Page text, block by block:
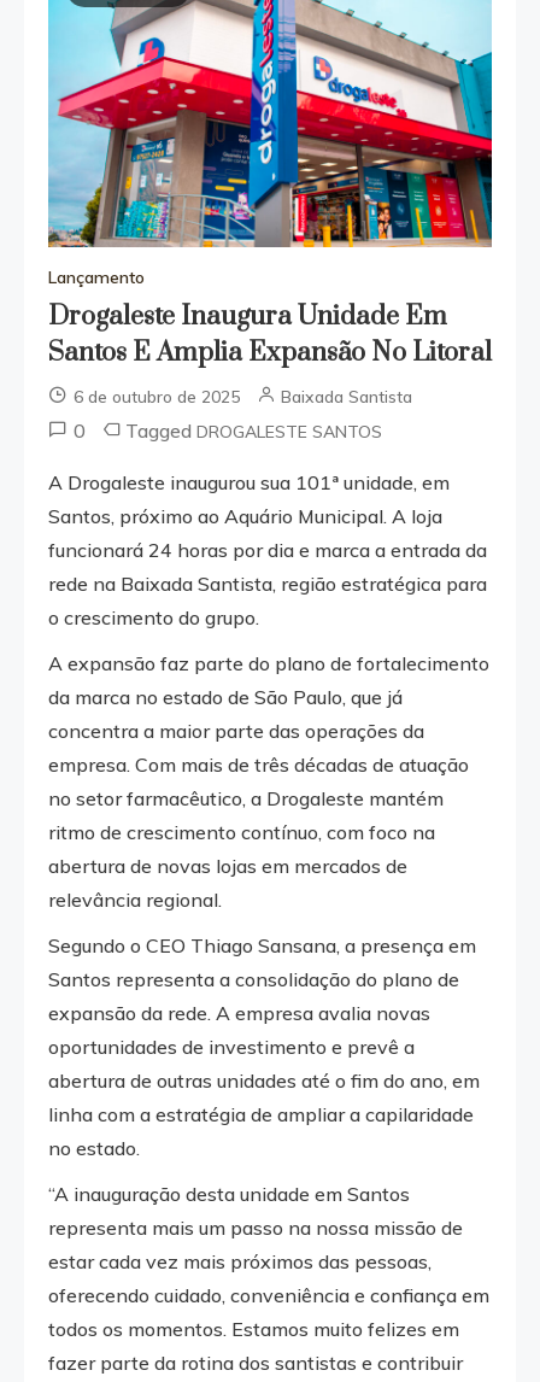
Lançamento
Drogaleste Inaugura Unidade Em
Santos E Amplia Expansão No Litoral
6 de outubro de 2025 Baixada Santista
0 Tagged DROGALESTE SANTOS
A Drogaleste inaugurou sua 101ª unidade, em
Santos, próximo ao Aquário Municipal. A loja
funcionará 24 horas por dia e marca a entrada da
rede na Baixada Santista, região estratégica para
o crescimento do grupo.
A expansão faz parte do plano de fortalecimento
da marca no estado de São Paulo, que já
concentra a maior parte das operações da
empresa. Com mais de três décadas de atuação
no setor farmacêutico, a Drogaleste mantém
ritmo de crescimento contínuo, com foco na
abertura de novas lojas em mercados de
relevância regional.
Segundo o CEO Thiago Sansana, a presença em
Santos representa a consolidação do plano de
expansão da rede. A empresa avalia novas
oportunidades de investimento e prevê a
abertura de outras unidades até o fim do ano, em
linha com a estratégia de ampliar a capilaridade
no estado.
“A inauguração desta unidade em Santos
representa mais um passo na nossa missão de
estar cada vez mais próximos das pessoas,
oferecendo cuidado, conveniência e confiança em
todos os momentos. Estamos muito felizes em
fazer parte da rotina dos santistas e contribuir